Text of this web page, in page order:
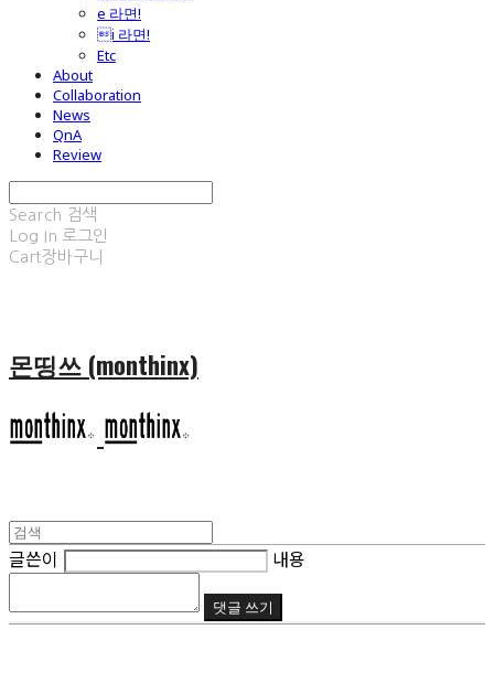
e 라면!
i 라면!
Etc
About
Collaboration
News
QnA
Review
Search 검색
Log In 로그인
Cart장바구니
몬띵쓰 (monthinx)
글쓴이 내용
댓글 쓰기